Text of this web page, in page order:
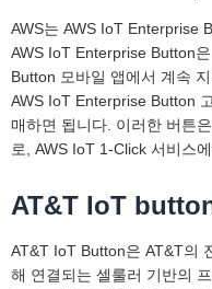
AWS는 AWS IoT Enterprise
AWS IoT Enterprise Button
Button 모바일 앱에서 계속
AWS IoT Enterprise Button
매하면 됩니다. 이러한 버튼
로, AWS IoT 1-Click 서비스
AT&T IoT
AT&T IoT Button은 AT&T의
해 연결되는 셀룰러 기반의